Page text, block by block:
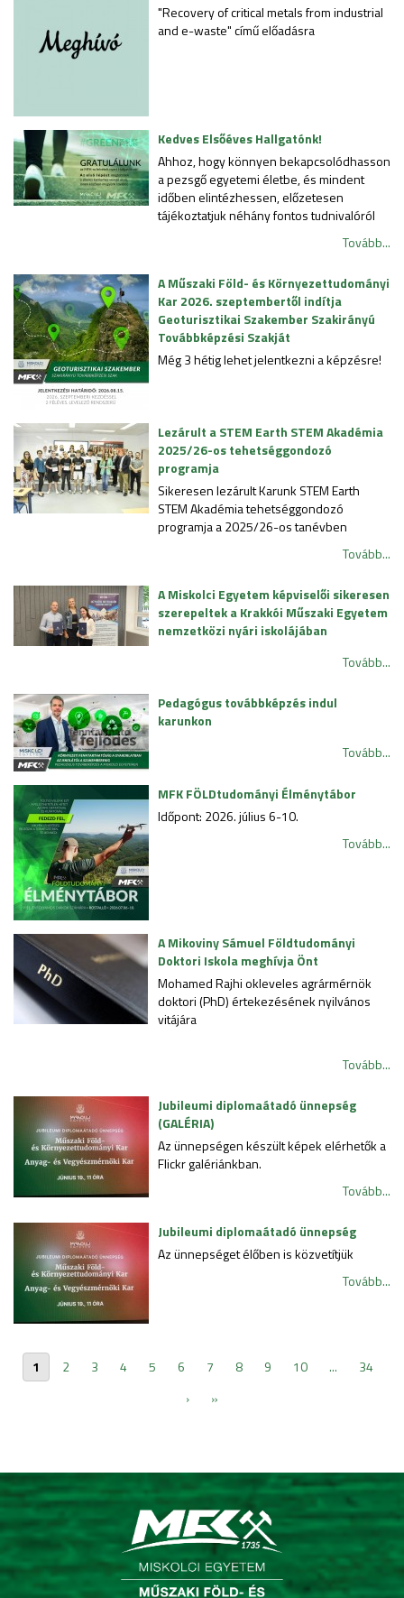
"Recovery of critical metals from industrial
and e-waste" című előadásra
Kedves Elsőéves Hallgatónk!
Ahhoz, hogy könnyen bekapcsolódhasson
a pezsgő egyetemi életbe, és mindent
időben elintézhessen, előzetesen
tájékoztatjuk néhány fontos tudnivalóról
Tovább...
A Műszaki Föld- és Környezettudományi
Kar 2026. szeptembertől indítja
Geoturisztikai Szakember Szakirányú
Továbbképzési Szakját
Még 3 hétig lehet jelentkezni a képzésre!
Lezárult a STEM Earth STEM Akadémia
2025/26-os tehetséggondozó
programja
Sikeresen lezárult Karunk STEM Earth
STEM Akadémia tehetséggondozó
programja a 2025/26-os tanévben
Tovább...
A Miskolci Egyetem képviselői sikeresen
szerepeltek a Krakkói Műszaki Egyetem
nemzetközi nyári iskolájában
Tovább...
Pedagógus továbbképzés indul
karunkon
Tovább...
MFK FÖLDtudományi Élménytábor
Időpont: 2026. július 6-10.
Tovább...
A Mikoviny Sámuel Földtudományi
Doktori Iskola meghívja Önt
Mohamed Rajhi okleveles agrármérnök
doktori (PhD) értekezésének nyilvános
vitájára
Tovább...
Jubileumi diplomaátadó ünnepség
(GALÉRIA)
Az ünnepségen készült képek elérhetők a
Flickr galériánkban.
Tovább...
Jubileumi diplomaátadó ünnepség
Az ünnepséget élőben is közvetítjük
Tovább...
1 2 3 4 5 6 7 8 9 10 ...
34
›
»